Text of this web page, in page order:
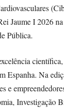
Jaume I 2026
Pública.
Espanha. Na
e
Investigação